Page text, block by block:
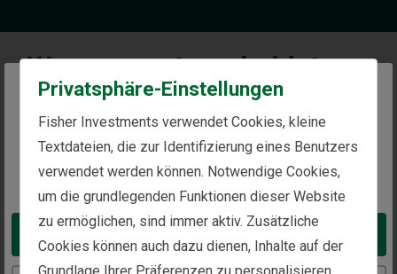
The website you are trying to reach is
intended for investors in Germany
You appear to be in the United States
Take me to the United States website
Was uns unterscheidet
stellen wir die Interessen unserer Kunden an
die erste Stelle, indem wir unabhängig denken und
datengestützte Lösungen nutzen, um innovative
Anlagestrategien zu entwickeln. Durch unsere
Erfahrung, unseren persönlichen Ansatz und unser
Engagement für den Kundenservice heben wir uns in
der Branche von der Konkurrenz ab. Wir helfen Ihnen,
Privatsphäre-Einstellungen
Fisher Investments verwendet Cookies, kleine
Textdateien, die zur Identifizierung eines Benutzers
verwendet werden können. Notwendige Cookies,
um die grundlegenden Funktionen dieser Website
zu ermöglichen, sind immer aktiv. Zusätzliche
Cookies können auch dazu dienen, Inhalte auf der